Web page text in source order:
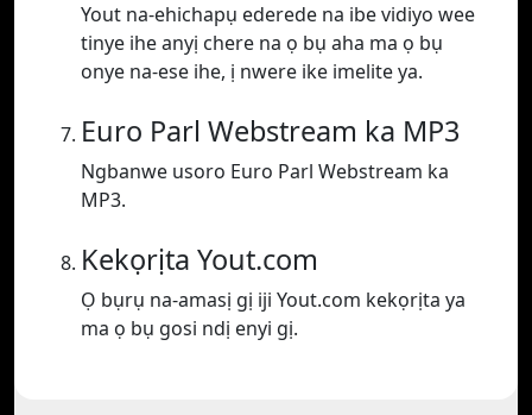
Yout na-ehichapụ ederede na ibe vidiyo wee
tinye ihe anyị chere na ọ bụ aha ma ọ bụ
onye na-ese ihe, ị nwere ike imelite ya.
Euro Parl Webstream ka MP3
Ngbanwe usoro Euro Parl Webstream ka
MP3.
Kekọrịta Yout.com
Ọ bụrụ na-amasị gị iji Yout.com kekọrịta ya
ma ọ bụ gosi ndị enyi gị.